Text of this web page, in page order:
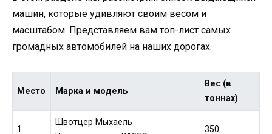
машин, которые удивляют своим весом и
масштабом. Представляем вам топ-лист самых
громадных автомобилей на наших дорогах.
Место Марка и модель
Вес (в
тоннах)
1
Швотцер Мыхаель
350